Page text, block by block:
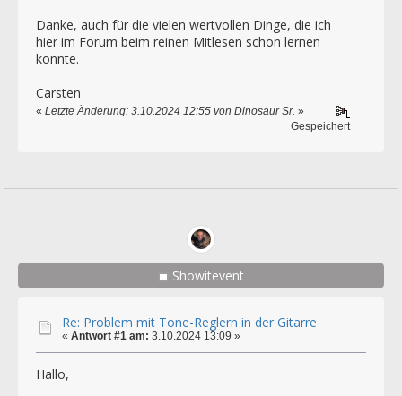
Danke, auch für die vielen wertvollen Dinge, die ich
hier im Forum beim reinen Mitlesen schon lernen
konnte.
Carsten
« Letzte Änderung: 3.10.2024 12:55 von Dinosaur Sr. »
Gespeichert
Showitevent
Re: Problem mit Tone-Reglern in der Gitarre
« Antwort #1 am: 3.10.2024 13:09 »
Hallo,